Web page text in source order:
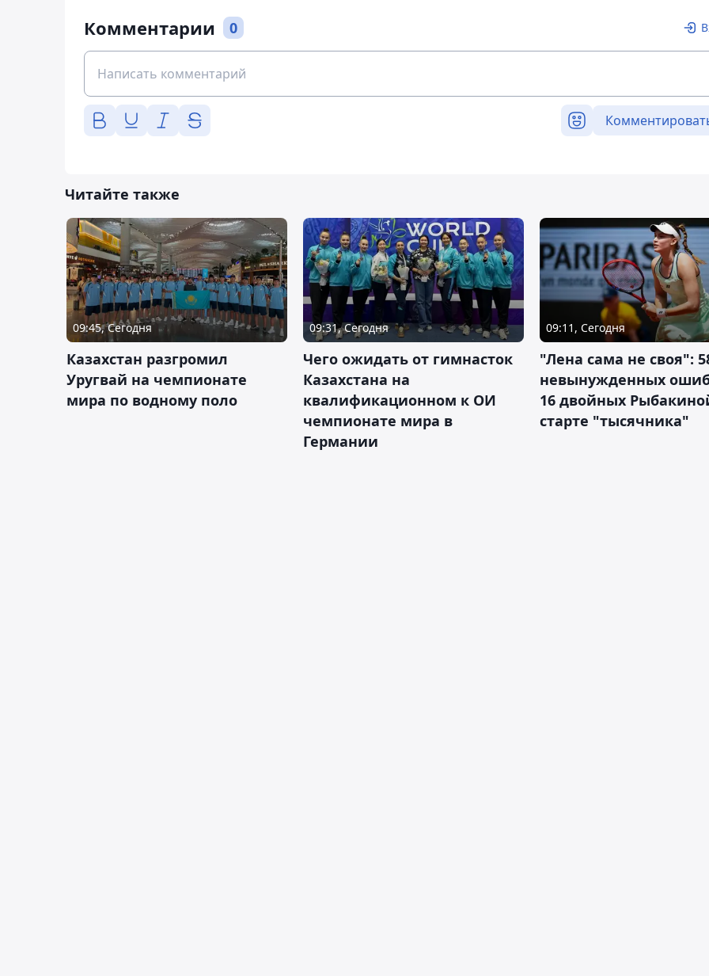
Комментарии 0
Читайте также
09:45, Сегодня
Казахстан разгромил
Уругвай на чемпионате
мира по водному поло
09:31, Сегодня
Чего ожидать от гимнасток
Казахстана на
квалификационном к ОИ
чемпионате мира в
Германии
09:11, Сегодня
"Лена сама не своя":
невынужденных
16 двойных
старте "тысячника"